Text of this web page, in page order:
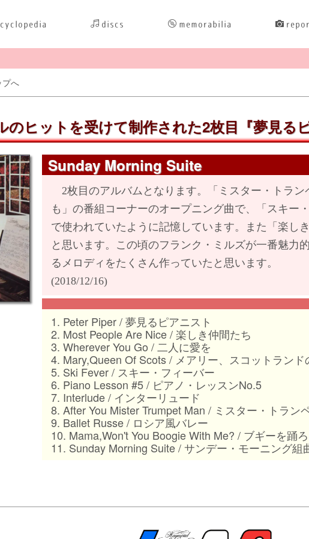
discs memorabilia
プへ
のヒットを受けて制作された2枚目『夢見る
Sunday Morning Suite
2枚目のアルバムとなります。「ミスター・トラ
も」の番組コーナーのオープニング曲で、「スキー
で使われていたように記憶しています。また「楽し
と思います。この頃のフランク・ミルズが一番魅力
るメロディをたくさん作っていたと思います。
(2018/12/16)
1. Peter Piper / 夢見るピアニスト
2. Most People Are Nice / 楽しき仲間たち
3. Wherever You Go / 二人に愛を
4. Mary,Queen Of Scots / メアリー、スコットランド
5. Ski Fever / スキー・フィーバー
6. Piano Lesson #5 / ピアノ・レッスンNo.5
7. Interlude / インターリュード
8. After You Mister Trumpet Man / ミスター・トラン
9. Ballet Russe / ロシア風バレー
10. Mama,Won't You Boogie With Me? / ブギーを踊
11. Sunday Morning Suite / サンデー・モーニング組